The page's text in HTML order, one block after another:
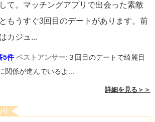
て。マッチングアプリで出会った素敵
もうすぐ3回目のデートがあります。前
カジュ ...
5件 ベストアンサー: ３回目のデートで綺麗目
関係が進んでいるよ...
詳細を見る＞＞